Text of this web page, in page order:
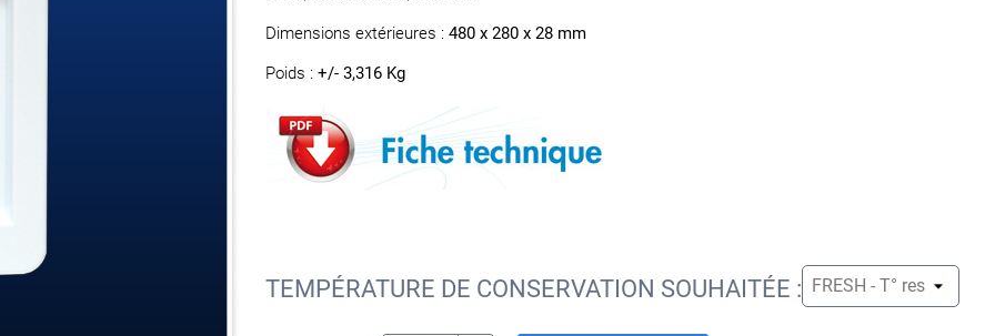
Dimensions extérieures : 480 x 280 x 28 mm
Poids : +/- 3,316 Kg
TEMPÉRATURE DE CONSERVATION SOUHAITÉE :